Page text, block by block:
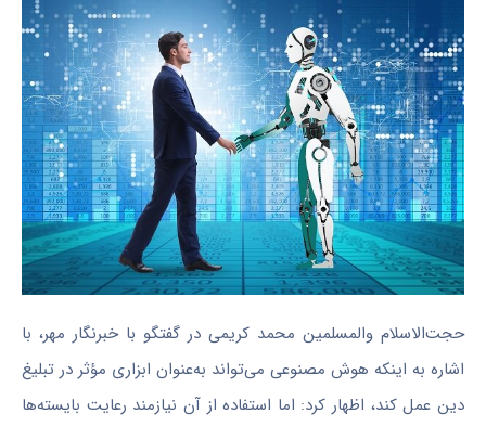
حجت‌الاسلام والمسلمین محمد کریمی در گفتگو با خبرنگار مهر، با
اشاره به اینکه هوش مصنوعی می‌تواند به‌عنوان ابزاری مؤثر در تبلیغ
دین عمل کند، اظهار کرد: اما استفاده از آن نیازمند رعایت بایسته‌ها